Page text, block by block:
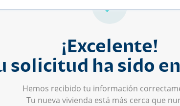
¡Excelente!
solicitud ha sido
Hemos recibido tu información
Tu nueva vivienda está más cerca que